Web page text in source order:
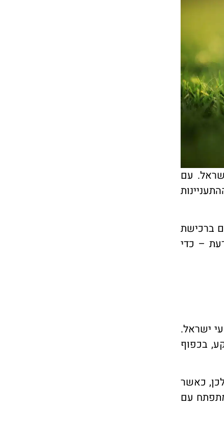
עם
ברכישת
– כדי
ישראל.
בכפוף
המדינה. לכן, כאשר
עם